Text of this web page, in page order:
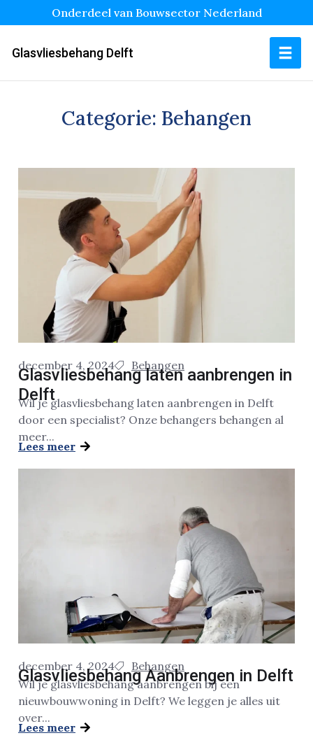
Onderdeel van Bouwsector Nederland
Glasvliesbehang Delft
Categorie: Behangen
december 4, 2024 Behangen
Glasvliesbehang laten aanbrengen in
Delft
Wil je glasvliesbehang laten aanbrengen in Delft
door een specialist? Onze behangers behangen al
meer...
Lees meer
december 4, 2024 Behangen
Glasvliesbehang Aanbrengen in Delft
Wil je glasvliesbehang aanbrengen bij een
nieuwbouwwoning in Delft? We leggen je alles uit
over...
Lees meer